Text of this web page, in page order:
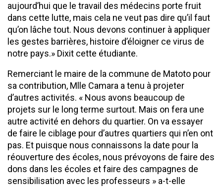
aujourd’hui que le travail des médecins porte fruit
dans cette lutte, mais cela ne veut pas dire qu’il faut
qu’on lâche tout. Nous devons continuer à appliquer
les gestes barrières, histoire d’éloigner ce virus de
notre pays.» Dixit cette étudiante.
Remerciant le maire de la commune de Matoto pour
sa contribution, Mlle Camara a tenu à projeter
d’autres activités. « Nous avons beaucoup de
projets sur le long terme surtout. Mais on fera une
autre activité en dehors du quartier. On va essayer
de faire le ciblage pour d’autres quartiers qui n’en ont
pas. Et puisque nous connaissons la date pour la
réouverture des écoles, nous prévoyons de faire des
dons dans les écoles et faire des campagnes de
sensibilisation avec les professeurs » a-t-elle